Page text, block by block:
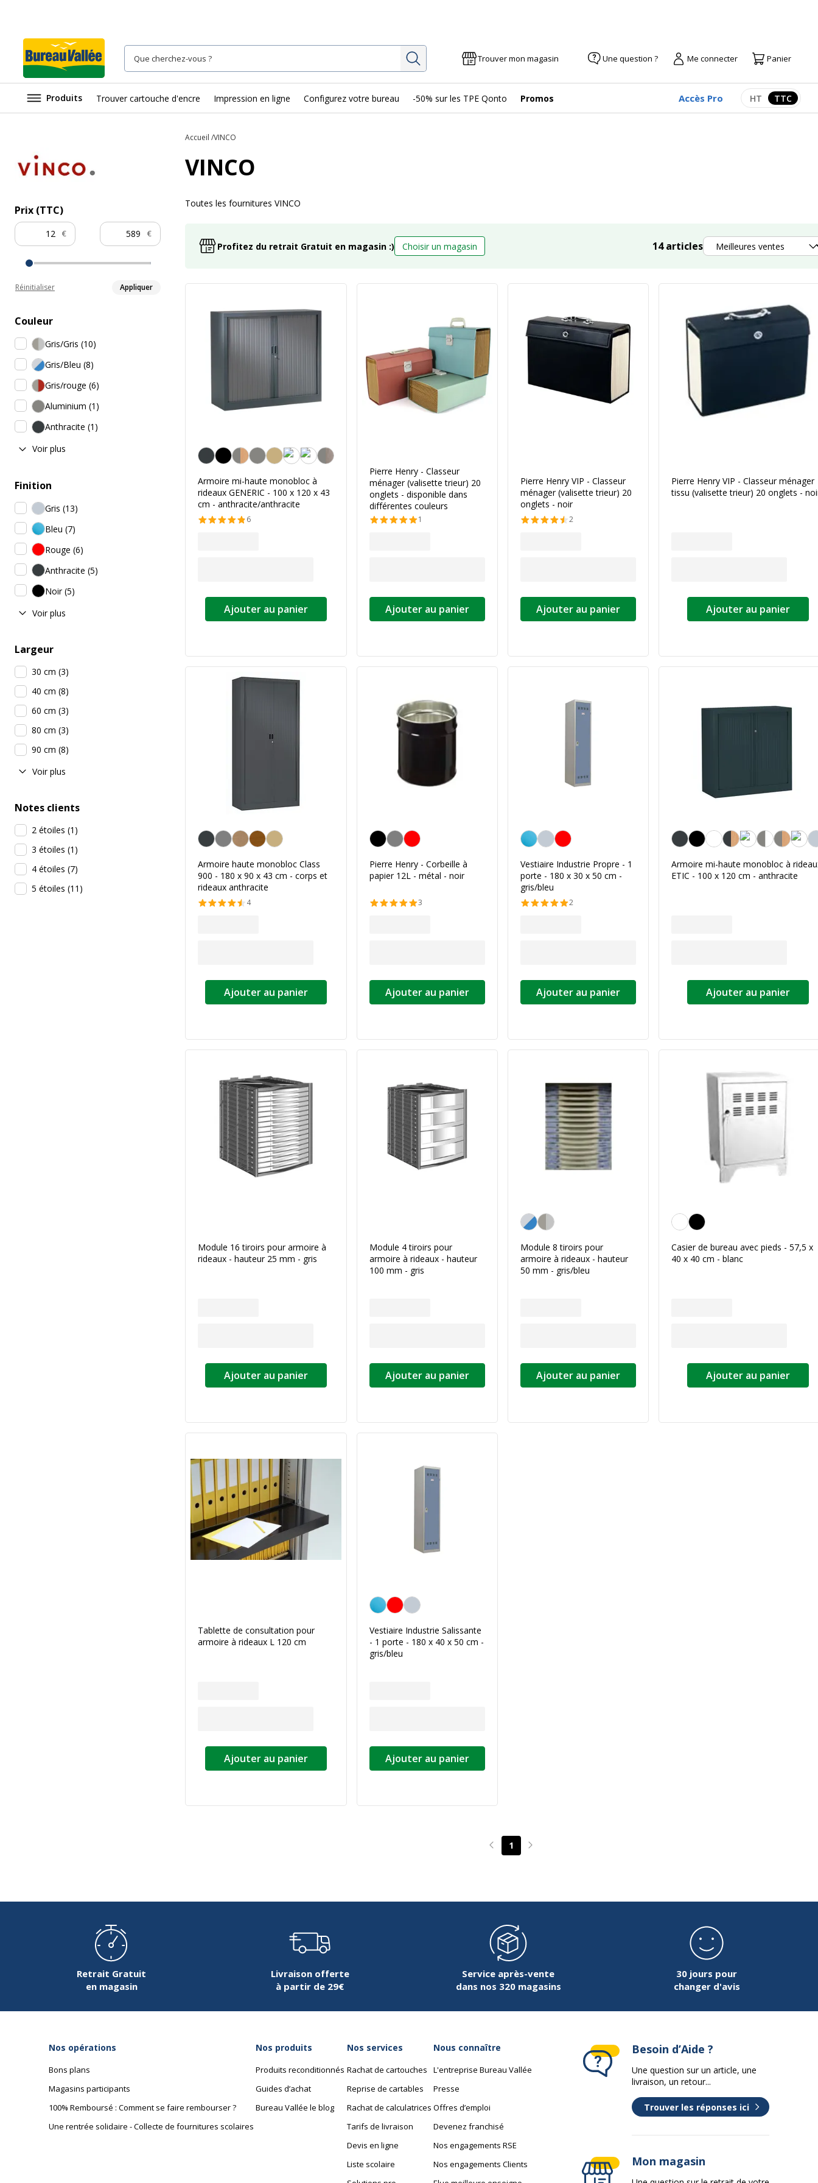
Rechercher Trouver mon magasin Une question ? Me connecter Panier
Produits Trouver cartouche d'encre Impression en ligne Configurez votre bureau -50% sur les TPE Qonto Promos Accès Pro Afficher les
HT TTC
Prix (TTC)
€ €
Réinitialiser Appliquer
Couleur
Gris/Gris (10)
Gris/Bleu (8)
Gris/rouge (6)
Aluminium (1 )
Anthracite (1 )
Voir plus
Finition
Gris (13)
Bleu (7)
Rouge (6)
Anthracite (5)
Noir(5)
Voir plus
Largeur
30 cm (3)
40 cm (8)
60 cm (3)
80 cm (3)
90 cm (8)
Voir plus
Notes clients
2 étoiles (1 )
3 étoiles (1 )
4 étoiles (7)
5 étoiles (11 )
Accueil VINCO
VINCO
Toutes les fournitures VINCO
Profitez du retrait Gratuit en magasin :) Choisir un magasin 14 articlesTrier
Anthracite
Armoire mi-haute monobloc à
rideaux GENERIC - 100 x 120 x 43
cm - anthracite/anthracite
6
Ajouter au panier
Pierre Henry - Classeur
ménager (valisette trieur) 20
onglets - disponible dans
différentes couleurs
1
Ajouter au panier
Pierre Henry VIP - Classeur
ménager (valisette trieur) 20
onglets - noir
2
Ajouter au panier
Pierre Henry VIP - Classeur ménager
tissu (valisette trieur) 20 onglets -
Ajouter au panier
Anthracite
Armoire haute monobloc Class
900 - 180 x 90 x 43 cm - corps et
rideaux anthracite
4
Ajouter au panier
Noir
Pierre Henry - Corbeille à
papier 12L - métal - noir
3
Ajouter au panier
Bleu
Vestiaire Industrie Propre - 1
porte - 180 x 30 x 50 cm -
gris/bleu
2
Ajouter au panier
Anthracite
Armoire mi-haute monobloc à
ETIC - 100 x 120 cm - anthracite
Ajouter au panier
Module 16 tiroirs pour armoire à
rideaux - hauteur 25 mm - gris
Ajouter au panier
Module 4 tiroirs pour
armoire à rideaux - hauteur
100 mm - gris
Ajouter au panier
Gris/Bleu
Module 8 tiroirs pour
armoire à rideaux - hauteur
50 mm - gris/bleu
Ajouter au panier
Blanc
Casier de bureau avec pieds - 57,5 x
40 x 40 cm - blanc
Ajouter au panier
Tablette de consultation pour
armoire à rideaux L 120 cm
Ajouter au panier
Bleu
Vestiaire Industrie Salissante
- 1 porte - 180 x 40 x 50 cm -
gris/bleu
Ajouter au panier
Page précédente
1 Page suivante
Retrait Gratuit
en magasin
Livraison offerte
à partir de 29€
Service après-vente
dans nos 320 magasins
30 jours pour
changer d'avis
Nos opérations
Bons plans
Magasins participants
100% Remboursé : Comment se faire rembourser ?
Une rentrée solidaire - Collecte de fournitures scolaires
Nos produits
Produits reconditionnés
Guides d’achat
Bureau Vallée le blog
Nos services
Rachat de cartouches
Reprise de cartables
Rachat de calculatrices
Tarifs de livraison
Devis en ligne
Liste scolaire
Nous connaître
L'entreprise Bureau Vallée
Presse
Offres d’emploi
Devenez franchisé
Nos engagements RSE
Nos engagements Clients
Besoin d’Aide ?
Une question sur un article, une
livraison, un retour...
Trouver les réponses ici
Mon magasin